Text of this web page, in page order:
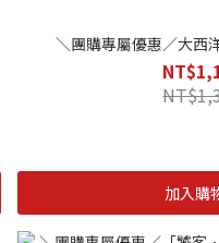
＼團購專屬優惠／大西
加入購